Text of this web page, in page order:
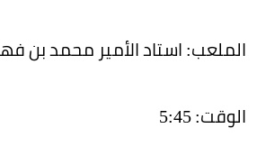
الملعب: استاد الأمير محمد بن
الوقت: 5:45